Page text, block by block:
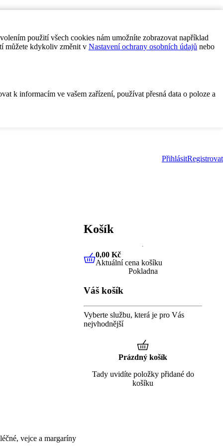
použití všech cookies nám umožníte zobrazovat například
můžete kdykoliv změnit v Nastavení ochrany osobních údajů nebo
k informacím ve vašem zařízení, používat přesná data o poloze a
PřihlásitRegistrovat
vejce a margaríny
Košík
0,00 KčAktuální cena košíku
0,00 Kč
Aktuální cena košíku
Pokladna
Váš košík
Vyberte službu, která je pro Vás
nejvhodnější
Prázdný košík
Tady uvidíte položky přidané do
košíku